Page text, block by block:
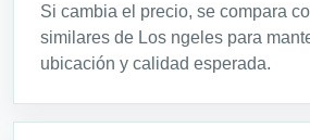
Si cambia el precio, se compara
similares de Los ngeles para
ubicación y calidad esperada.